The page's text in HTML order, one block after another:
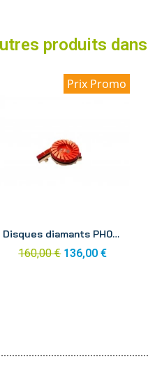
produits
Prix Promo
Disques diamants PH06 pro 100mm grain 220 (x3)
160,00 € 136,00 €